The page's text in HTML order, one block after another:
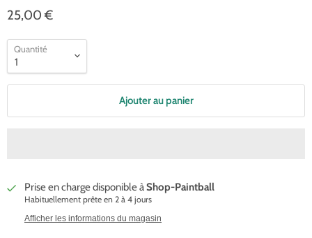
25,00 €
Quantité
Ajouter au panier
Prise en charge disponible àShop-Paintball
Habituellement prête en 2 à 4 jours
Afficher les informations du magasin